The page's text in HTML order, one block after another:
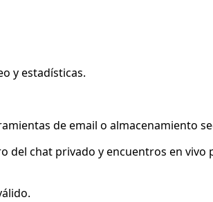
y estadísticas.
de email o almacenamiento
del chat privado y encuentros en